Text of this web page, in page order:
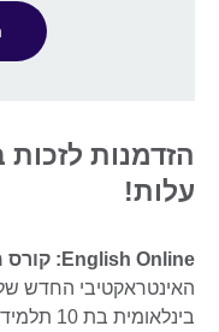
הזדמנות לזכות
עלות!
English Online: קורס מונחה-מורה 100% מקוון
האינטראקטיבי החדש